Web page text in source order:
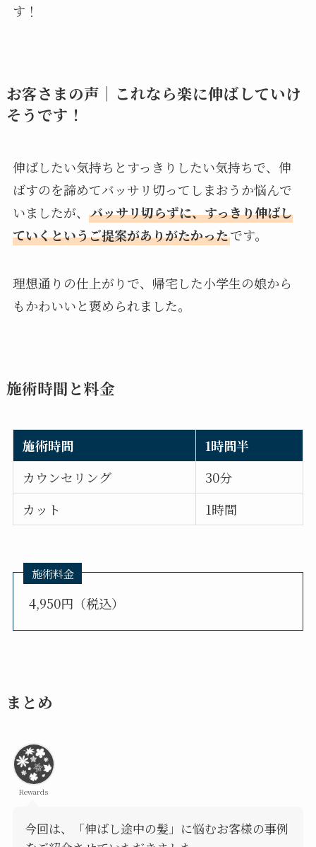
す！
お客さまの声｜これなら楽に伸ばしていけ
そうです！
伸ばしたい気持ちとすっきりしたい気持ちで、伸
ばすのを諦めてバッサリ切ってしまおうか悩んで
いましたが、 バッサリ切らずに、すっきり伸ばし
ていくというご提案がありがたかったです。
理想通りの仕上がりで、帰宅した小学生の娘から
もかわいいと褒められました。
施術時間と料金
施術時間
1時間半
カウンセリング
30分
カット
1時間
施術料金
4,950円（税込）
まとめ
Rewards
今回は、「伸ばし途中の髪」に悩むお客様の事例